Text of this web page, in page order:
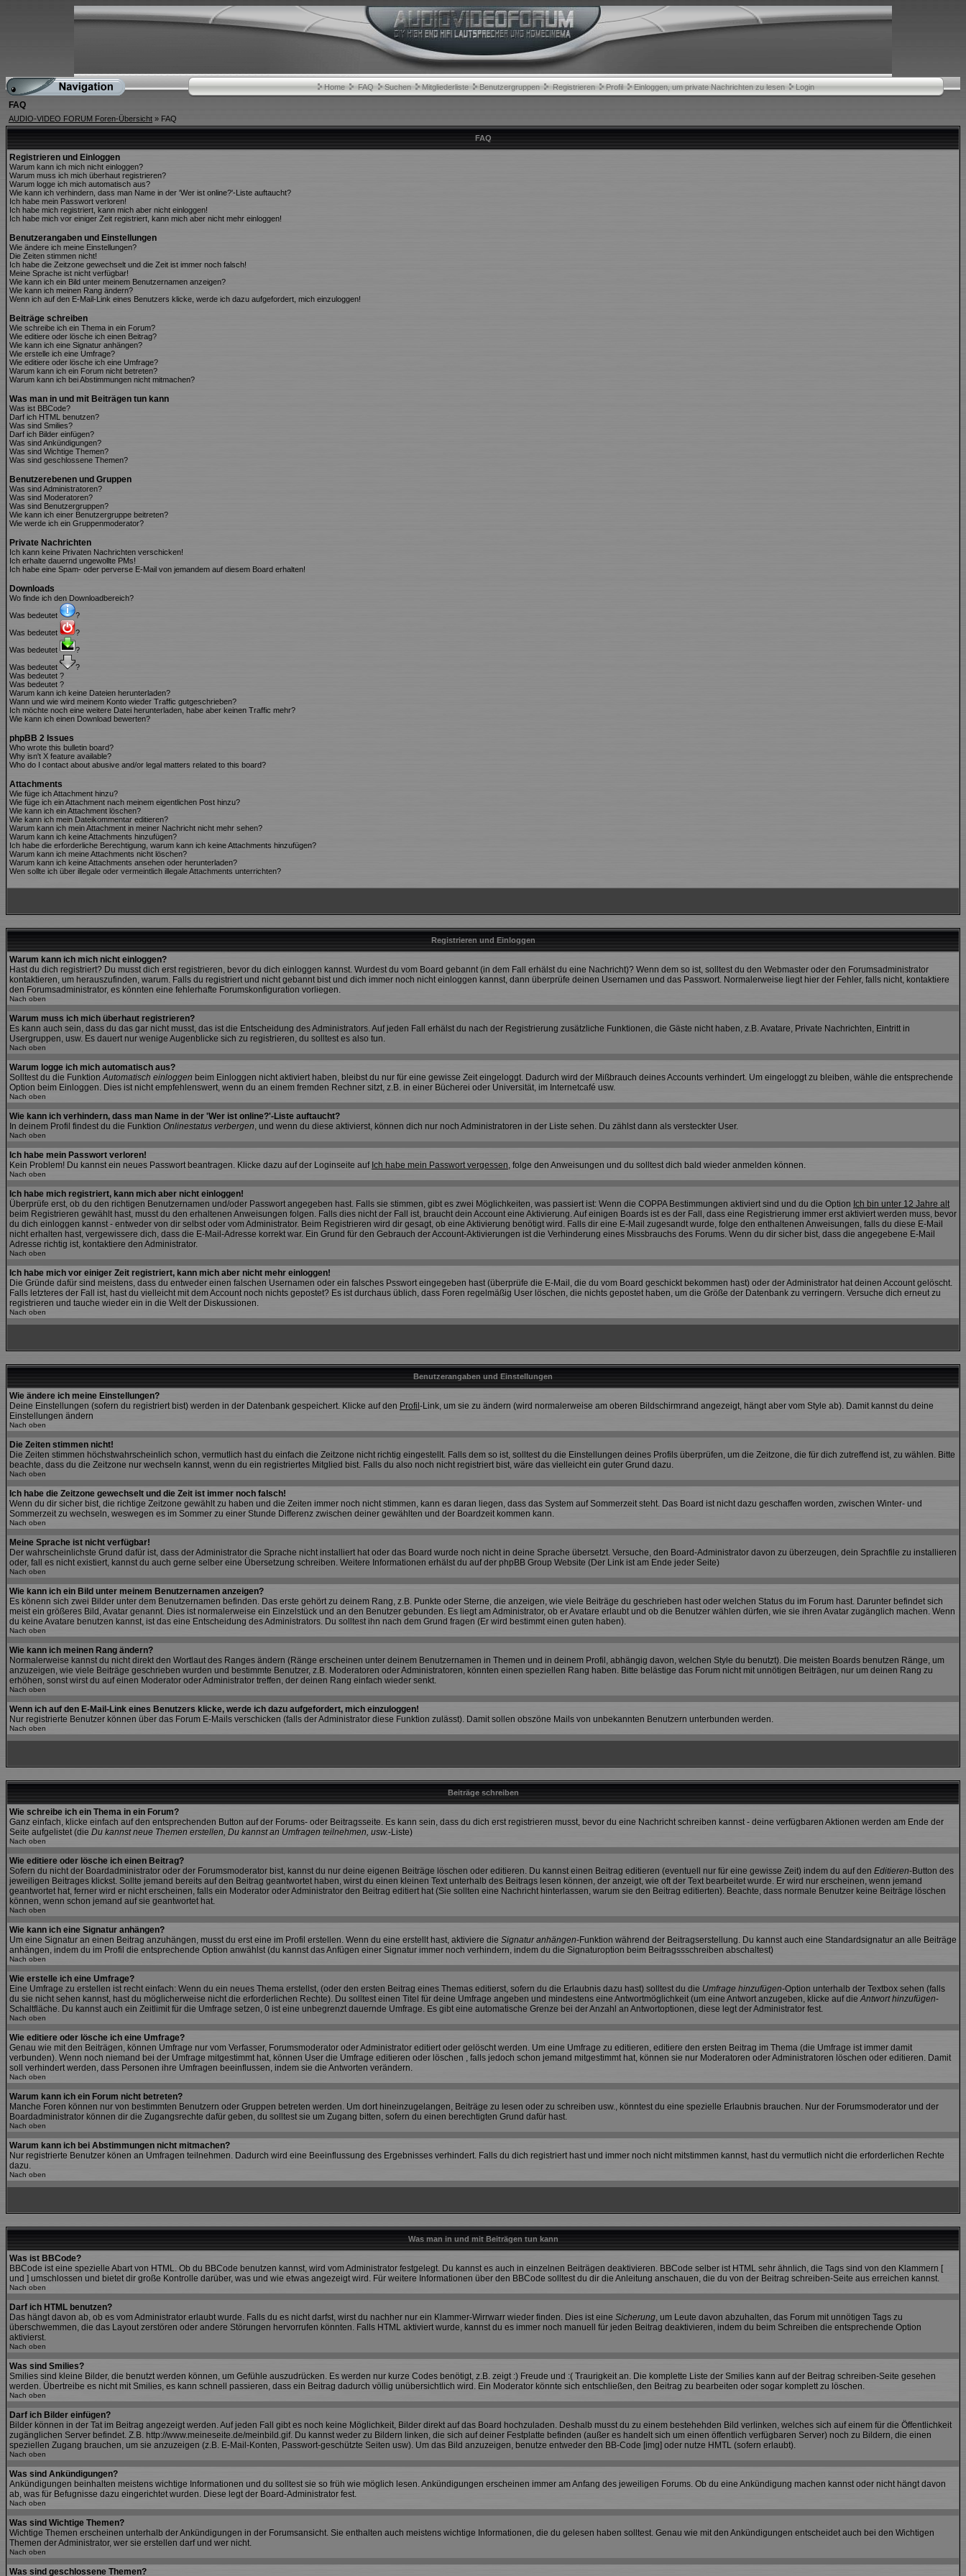
Home FAQ Suchen Mitgliederliste Benutzergruppen Registrieren Profil Einloggen, um private Nachrichten zu lesen Login
FAQ
AUDIO-VIDEO FORUM Foren-Übersicht » FAQ
FAQ
Registrieren und Einloggen
Warum kann ich mich nicht einloggen?
Warum muss ich mich überhaut registrieren?
Warum logge ich mich automatisch aus?
Wie kann ich verhindern, dass man Name in der 'Wer ist online?'-Liste auftaucht?
Ich habe mein Passwort verloren!
Ich habe mich registriert, kann mich aber nicht einloggen!
Ich habe mich vor einiger Zeit registriert, kann mich aber nicht mehr einloggen!
Benutzerangaben und Einstellungen
Wie ändere ich meine Einstellungen?
Die Zeiten stimmen nicht!
Ich habe die Zeitzone gewechselt und die Zeit ist immer noch falsch!
Meine Sprache ist nicht verfügbar!
Wie kann ich ein Bild unter meinem Benutzernamen anzeigen?
Wie kann ich meinen Rang ändern?
Wenn ich auf den E-Mail-Link eines Benutzers klicke, werde ich dazu aufgefordert, mich einzuloggen!
Beiträge schreiben
Wie schreibe ich ein Thema in ein Forum?
Wie editiere oder lösche ich einen Beitrag?
Wie kann ich eine Signatur anhängen?
Wie erstelle ich eine Umfrage?
Wie editiere oder lösche ich eine Umfrage?
Warum kann ich ein Forum nicht betreten?
Warum kann ich bei Abstimmungen nicht mitmachen?
Was man in und mit Beiträgen tun kann
Was ist BBCode?
Darf ich HTML benutzen?
Was sind Smilies?
Darf ich Bilder einfügen?
Was sind Ankündigungen?
Was sind Wichtige Themen?
Was sind geschlossene Themen?
Benutzerebenen und Gruppen
Was sind Administratoren?
Was sind Moderatoren?
Was sind Benutzergruppen?
Wie kann ich einer Benutzergruppe beitreten?
Wie werde ich ein Gruppenmoderator?
Private Nachrichten
Ich kann keine Privaten Nachrichten verschicken!
Ich erhalte dauernd ungewollte PMs!
Ich habe eine Spam- oder perverse E-Mail von jemandem auf diesem Board erhalten!
Downloads
Wo finde ich den Downloadbereich?
Was bedeutet
?
Was bedeutet
?
Was bedeutet
?
Was bedeutet
?
Was bedeutet ?
Was bedeutet ?
Warum kann ich keine Dateien herunterladen?
Wann und wie wird meinem Konto wieder Traffic gutgeschrieben?
Ich möchte noch eine weitere Datei herunterladen, habe aber keinen Traffic mehr?
Wie kann ich einen Download bewerten?
phpBB 2 Issues
Who wrote this bulletin board?
Why isn't X feature available?
Who do I contact about abusive and/or legal matters related to this board?
Attachments
Wie füge ich Attachment hinzu?
Wie füge ich ein Attachment nach meinem eigentlichen Post hinzu?
Wie kann ich ein Attachment löschen?
Wie kann ich mein Dateikommentar editieren?
Warum kann ich mein Attachment in meiner Nachricht nicht mehr sehen?
Warum kann ich keine Attachments hinzufügen?
Ich habe die erforderliche Berechtigung, warum kann ich keine Attachments hinzufügen?
Warum kann ich meine Attachments nicht löschen?
Warum kann ich keine Attachments ansehen oder herunterladen?
Wen sollte ich über illegale oder vermeintlich illegale Attachments unterrichten?
Registrieren und Einloggen
Warum kann ich mich nicht einloggen?
Hast du dich registriert? Du musst dich erst registrieren, bevor du dich einloggen kannst. Wurdest du vom Board gebannt (in dem Fall erhälst du eine Nachricht)? Wenn dem so ist, solltest du den Webmaster oder den Forumsadministrator
kontaktieren, um herauszufinden, warum. Falls du registriert und nicht gebannt bist und dich immer noch nicht einloggen kannst, dann überprüfe deinen Usernamen und das Passwort. Normalerweise liegt hier der Fehler, falls nicht, kontaktiere
den Forumsadministrator, es könnten eine fehlerhafte Forumskonfiguration vorliegen.
Nach oben
Warum muss ich mich überhaut registrieren?
Es kann auch sein, dass du das gar nicht musst, das ist die Entscheidung des Administrators. Auf jeden Fall erhälst du nach der Registrierung zusätzliche Funktionen, die Gäste nicht haben, z.B. Avatare, Private Nachrichten, Eintritt in
Usergruppen, usw. Es dauert nur wenige Augenblicke sich zu registrieren, du solltest es also tun.
Nach oben
Warum logge ich mich automatisch aus?
Solltest du die FunktionAutomatisch einloggen beim Einloggen nicht aktiviert haben, bleibst du nur für eine gewisse Zeit eingeloggt. Dadurch wird der Mißbrauch deines Accounts verhindert. Um eingeloggt zu bleiben, wähle die entsprechende
Option beim Einloggen. Dies ist nicht empfehlenswert, wenn du an einem fremden Rechner sitzt, z.B. in einer Bücherei oder Universität, im Internetcafé usw.
Nach oben
Wie kann ich verhindern, dass man Name in der 'Wer ist online?'-Liste auftaucht?
In deinem Profil findest du die Funktion Onlinestatus verbergen, und wenn du diese aktivierst, können dich nur noch Administratoren in der Liste sehen. Du zählst dann als versteckter User.
Nach oben
Ich habe mein Passwort verloren!
Kein Problem! Du kannst ein neues Passwort beantragen. Klicke dazu auf der Loginseite auf Ich habe mein Passwort vergessen, folge den Anweisungen und du solltest dich bald wieder anmelden können.
Nach oben
Ich habe mich registriert, kann mich aber nicht einloggen!
Überprüfe erst, ob du den richtigen Benutzernamen und/oder Passwort angegeben hast. Falls sie stimmen, gibt es zwei Möglichkeiten, was passiert ist: Wenn die COPPA Bestimmungen aktiviert sind und du die Option Ich bin unter 12 Jahre alt
beim Registrieren gewählt hast, musst du den erhaltenen Anweisungen folgen. Falls dies nicht der Fall ist, braucht dein Account eine Aktivierung. Auf einigen Boards ist es der Fall, dass eine Registrierung immer erst aktiviert werden muss, bevor
du dich einloggen kannst - entweder von dir selbst oder vom Administrator. Beim Registrieren wird dir gesagt, ob eine Aktivierung benötigt wird. Falls dir eine E-Mail zugesandt wurde, folge den enthaltenen Anweisungen, falls du diese E-Mail
nicht erhalten hast, vergewissere dich, dass die E-Mail-Adresse korrekt war. Ein Grund für den Gebrauch der Account-Aktivierungen ist die Verhinderung eines Missbrauchs des Forums. Wenn du dir sicher bist, dass die angegebene E-Mail
Adresse richtig ist, kontaktiere den Administrator.
Nach oben
Ich habe mich vor einiger Zeit registriert, kann mich aber nicht mehr einloggen!
Die Gründe dafür sind meistens, dass du entweder einen falschen Usernamen oder ein falsches Psswort eingegeben hast (überprüfe die E-Mail, die du vom Board geschickt bekommen hast) oder der Administrator hat deinen Account gelöscht.
Falls letzteres der Fall ist, hast du vielleicht mit dem Account noch nichts gepostet? Es ist durchaus üblich, dass Foren regelmäßig User löschen, die nichts gepostet haben, um die Größe der Datenbank zu verringern. Versuche dich erneut zu
registrieren und tauche wieder ein in die Welt der Diskussionen.
Nach oben
Benutzerangaben und Einstellungen
Wie ändere ich meine Einstellungen?
Deine Einstellungen (sofern du registriert bist) werden in der Datenbank gespeichert. Klicke auf den Profil -Link, um sie zu ändern (wird normalerweise am oberen Bildschirmrand angezeigt, hängt aber vom Style ab). Damit kannst du deine
Einstellungen ändern
Nach oben
Die Zeiten stimmen nicht!
Die Zeiten stimmen höchstwahrscheinlich schon, vermutlich hast du einfach die Zeitzone nicht richtig eingestellt. Falls dem so ist, solltest du die Einstellungen deines Profils überprüfen, um die Zeitzone, die für dich zutreffend ist, zu wählen. Bitte
beachte, dass du die Zeitzone nur wechseln kannst, wenn du ein registriertes Mitglied bist. Falls du also noch nicht registriert bist, wäre das vielleicht ein guter Grund dazu.
Nach oben
Ich habe die Zeitzone gewechselt und die Zeit ist immer noch falsch!
Wenn du dir sicher bist, die richtige Zeitzone gewählt zu haben und die Zeiten immer noch nicht stimmen, kann es daran liegen, dass das System auf Sommerzeit steht. Das Board ist nicht dazu geschaffen worden, zwischen Winter- und
Sommerzeit zu wechseln, weswegen es im Sommer zu einer Stunde Differenz zwischen deiner gewählten und der Boardzeit kommen kann.
Nach oben
Meine Sprache ist nicht verfügbar!
Der wahrscheinlichste Grund dafür ist, dass der Administrator die Sprache nicht installiert hat oder das Board wurde noch nicht in deine Sprache übersetzt. Versuche, den Board-Administrator davon zu überzeugen, dein Sprachfile zu installieren
oder, fall es nicht existiert, kannst du auch gerne selber eine Übersetzung schreiben. Weitere Informationen erhälst du auf der phpBB Group Website (Der Link ist am Ende jeder Seite)
Nach oben
Wie kann ich ein Bild unter meinem Benutzernamen anzeigen?
Es könenn sich zwei Bilder unter dem Benutzernamen befinden. Das erste gehört zu deinem Rang, z.B. Punkte oder Sterne, die anzeigen, wie viele Beiträge du geschrieben hast oder welchen Status du im Forum hast. Darunter befindet sich
meist ein größeres Bild, Avatar genannt. Dies ist normalerweise ein Einzelstück und an den Benutzer gebunden. Es liegt am Administrator, ob er Avatare erlaubt und ob die Benutzer wählen dürfen, wie sie ihren Avatar zugänglich machen. Wenn
du keine Avatare benutzen kannst, ist das eine Entscheidung des Administrators. Du solltest ihn nach dem Grund fragen (Er wird bestimmt einen guten haben).
Nach oben
Wie kann ich meinen Rang ändern?
Normalerweise kannst du nicht direkt den Wortlaut des Ranges ändern (Ränge erscheinen unter deinem Benutzernamen in Themen und in deinem Profil, abhängig davon, welchen Style du benutzt). Die meisten Boards benutzen Ränge, um
anzuzeigen, wie viele Beiträge geschrieben wurden und bestimmte Benutzer, z.B. Moderatoren oder Administratoren, könnten einen speziellen Rang haben. Bitte belästige das Forum nicht mit unnötigen Beiträgen, nur um deinen Rang zu
erhöhen, sonst wirst du auf einen Moderator oder Administrator treffen, der deinen Rang einfach wieder senkt.
Nach oben
Wenn ich auf den E-Mail-Link eines Benutzers klicke, werde ich dazu aufgefordert, mich einzuloggen!
Nur registrierte Benutzer können über das Forum E-Mails verschicken (falls der Administrator diese Funktion zulässt). Damit sollen obszöne Mails von unbekannten Benutzern unterbunden werden.
Nach oben
Beiträge schreiben
Wie schreibe ich ein Thema in ein Forum?
Ganz einfach, klicke einfach auf den entsprechenden Button auf der Forums- oder Beitragsseite. Es kann sein, dass du dich erst registrieren musst, bevor du eine Nachricht schreiben kannst - deine verfügbaren Aktionen werden am Ende der
Seite aufgelistet (die Du kannst neue Themen erstellen, Du kannst an Umfragen teilnehmen, usw.-Liste)
Nach oben
Wie editiere oder lösche ich einen Beitrag?
Sofern du nicht der Boardadministrator oder der Forumsmoderator bist, kannst du nur deine eigenen Beiträge löschen oder editieren. Du kannst einen Beitrag editieren (eventuell nur für eine gewisse Zeit) indem du auf den Editieren-Button des
jeweiligen Beitrages klickst. Sollte jemand bereits auf den Beitrag geantwortet haben, wirst du einen kleinen Text unterhalb des Beitrags lesen können, der anzeigt, wie oft der Text bearbeitet wurde. Er wird nur erscheinen, wenn jemand
geantwortet hat, ferner wird er nicht erscheinen, falls ein Moderator oder Administrator den Beitrag editiert hat (Sie sollten eine Nachricht hinterlassen, warum sie den Beitrag editierten). Beachte, dass normale Benutzer keine Beiträge löschen
können, wenn schon jemand auf sie geantwortet hat.
Nach oben
Wie kann ich eine Signatur anhängen?
Um eine Signatur an einen Beitrag anzuhängen, musst du erst eine im Profil erstellen. Wenn du eine erstellt hast, aktiviere die Signatur anhängen-Funktion während der Beitragserstellung. Du kannst auch eine Standardsignatur an alle Beiträge
anhängen, indem du im Profil die entsprechende Option anwählst (du kannst das Anfügen einer Signatur immer noch verhindern, indem du die Signaturoption beim Beitragssschreiben abschaltest)
Nach oben
Wie erstelle ich eine Umfrage?
Eine Umfrage zu erstellen ist recht einfach: Wenn du ein neues Thema erstellst, (oder den ersten Beitrag eines Themas editierst, sofern du die Erlaubnis dazu hast) solltest du die Umfrage hinzufügen-Option unterhalb der Textbox sehen (falls
du sie nicht sehen kannst, hast du möglicherweise nicht die erforderlichen Rechte). Du solltest einen Titel für deine Umfrage angeben und mindestens eine Antwortmöglichkeit (um eine Antwort anzugeben, klicke auf dieAntwort hinzufügen-
Schaltfläche. Du kannst auch ein Zeitlimit für die Umfrage setzen, 0 ist eine unbegrenzt dauernde Umfrage. Es gibt eine automatische Grenze bei der Anzahl an Antwortoptionen, diese legt der Administrator fest.
Nach oben
Wie editiere oder lösche ich eine Umfrage?
Genau wie mit den Beiträgen, können Umfrage nur vom Verfasser, Forumsmoderator oder Administrator editiert oder gelöscht werden. Um eine Umfrage zu editieren, editiere den ersten Beitrag im Thema (die Umfrage ist immer damit
verbunden). Wenn noch niemand bei der Umfrage mitgestimmt hat, können User die Umfrage editieren oder löschen , falls jedoch schon jemand mitgestimmt hat, können sie nur Moderatoren oder Administratoren löschen oder editieren. Damit
soll verhindert werden, dass Personen ihre Umfragen beeinflussen, indem sie die Antworten verändern.
Nach oben
Warum kann ich ein Forum nicht betreten?
Manche Foren können nur von bestimmten Benutzern oder Gruppen betreten werden. Um dort hineinzugelangen, Beiträge zu lesen oder zu schreiben usw., könntest du eine spezielle Erlaubnis brauchen. Nur der Forumsmoderator und der
Boardadministrator können dir die Zugangsrechte dafür geben, du solltest sie um Zugang bitten, sofern du einen berechtigten Grund dafür hast.
Nach oben
Warum kann ich bei Abstimmungen nicht mitmachen?
Nur registrierte Benutzer könen an Umfragen teilnehmen. Dadurch wird eine Beeinflussung des Ergebnisses verhindert. Falls du dich registriert hast und immer noch nicht mitstimmen kannst, hast du vermutlich nicht die erforderlichen Rechte
dazu.
Nach oben
Was man in und mit Beiträgen tun kann
Was ist BBCode?
BBCode ist eine spezielle Abart von HTML. Ob du BBCode benutzen kannst, wird vom Administrator festgelegt. Du kannst es auch in einzelnen Beiträgen deaktivieren. BBCode selber ist HTML sehr ähnlich, die Tags sind von den Klammern [
und ] umschlossen und bietet dir große Kontrolle darüber, was und wie etwas angezeigt wird. Für weitere Informationen über den BBCode solltest du dir die Anleitung anschauen, die du von der Beitrag schreiben-Seite aus erreichen kannst.
Nach oben
Darf ich HTML benutzen?
Das hängt davon ab, ob es vom Administrator erlaubt wurde. Falls du es nicht darfst, wirst du nachher nur ein Klammer-Wirrwarr wieder finden. Dies ist eine Sicherung, um Leute davon abzuhalten, das Forum mit unnötigen Tags zu
überschwemmen, die das Layout zerstören oder andere Störungen hervorrufen könnten. Falls HTML aktiviert wurde, kannst du es immer noch manuell für jeden Beitrag deaktivieren, indem du beim Schreiben die entsprechende Option
aktivierst.
Nach oben
Was sind Smilies?
Smilies sind kleine Bilder, die benutzt werden können, um Gefühle auszudrücken. Es werden nur kurze Codes benötigt, z.B. zeigt :) Freude und :( Traurigkeit an. Die komplette Liste der Smilies kann auf der Beitrag schreiben-Seite gesehen
werden. Übertreibe es nicht mit Smilies, es kann schnell passieren, dass ein Beitrag dadurch völlig unübersichtlich wird. Ein Moderator könnte sich entschließen, den Beitrag zu bearbeiten oder sogar komplett zu löschen.
Nach oben
Darf ich Bilder einfügen?
Bilder können in der Tat im Beitrag angezeigt werden. Auf jeden Fall gibt es noch keine Möglichkeit, Bilder direkt auf das Board hochzuladen. Deshalb musst du zu einem bestehehden Bild verlinken, welches sich auf einem für die Öffentlichkeit
zugänglichen Server befindet. Z.B. http://www.meineseite.de/meinbild.gif. Du kannst weder zu Bildern linken, die sich auf deiner Festplatte befinden (außer es handelt sich um einen öffentlich verfügbaren Server) noch zu Bildern, die einen
speziellen Zugang brauchen, um sie anzuzeigen (z.B. E-Mail-Konten, Passwort-geschützte Seiten usw). Um das Bild anzuzeigen, benutze entweder den BB-Code [img] oder nutze HMTL (sofern erlaubt).
Nach oben
Was sind Ankündigungen?
Ankündigungen beinhalten meistens wichtige Informationen und du solltest sie so früh wie möglich lesen. Ankündigungen erscheinen immer am Anfang des jeweiligen Forums. Ob du eine Ankündigung machen kannst oder nicht hängt davon
ab, was für Befugnisse dazu eingerichtet wurden. Diese legt der Board-Administrator fest.
Nach oben
Was sind Wichtige Themen?
Wichtige Themen erscheinen unterhalb der Ankündigungen in der Forumsansicht. Sie enthalten auch meistens wichtige Informationen, die du gelesen haben solltest. Genau wie mit den Ankündigungen entscheidet auch bei den Wichtigen
Themen der Administrator, wer sie erstellen darf und wer nicht.
Nach oben
Was sind geschlossene Themen?